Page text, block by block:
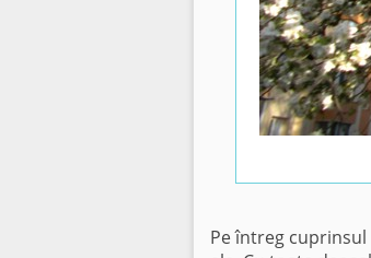
Pe întreg